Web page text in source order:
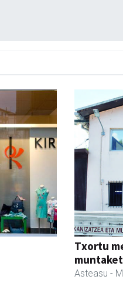
Txortu
Asteasu -